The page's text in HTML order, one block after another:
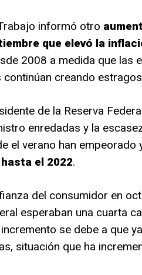
informó otro
que elevó la
2008 a medida que las
creando
de la Reserva
enredadas y la
el verano han empeorado
el 2022.
del consumidor en
esperaban una cuarta
se debe a que
situación que ha